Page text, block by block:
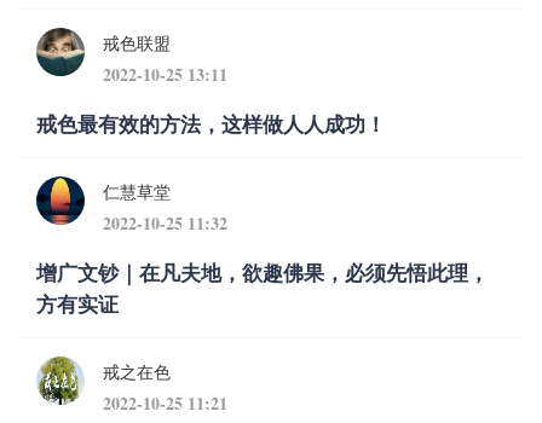
戒色联盟
2022-10-25 13:11
戒色最有效的方法，这样做人人成功！
仁慧草堂
2022-10-25 11:32
增广文钞｜在凡夫地，欲趣佛果，必须先悟此理，
方有实证
戒之在色
2022-10-25 11:21